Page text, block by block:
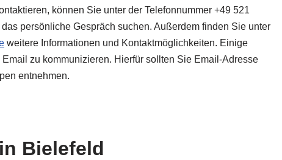
können Sie unter der Telefonnummer +49 521
persönliche Gespräch suchen. Außerdem finden Sie unter
weitere Informationen und Kontaktmöglichkeiten. Einige
zu kommunizieren. Hierfür sollten Sie Email-Adresse
entnehmen.
Bielefeld